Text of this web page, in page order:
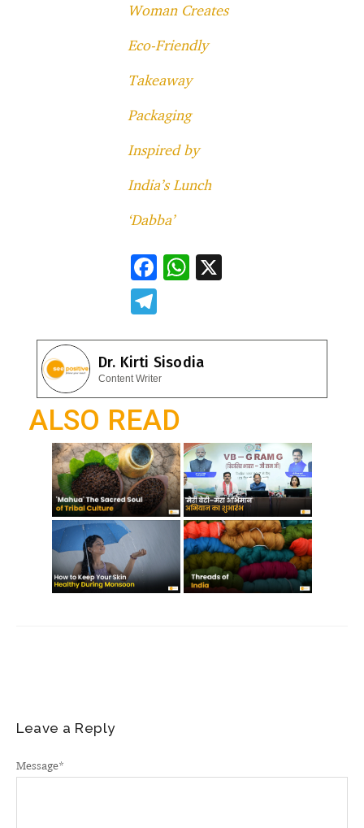
Woman Creates
Eco-Friendly
Takeaway
Packaging
Inspired by
India’s Lunch
‘Dabba’
F
b
o
o
k
W
s
A
p
e
gr
a
m
Dr. Kirti Sisodia
Content Writer
ALSO READ
Leave a Reply
Message*